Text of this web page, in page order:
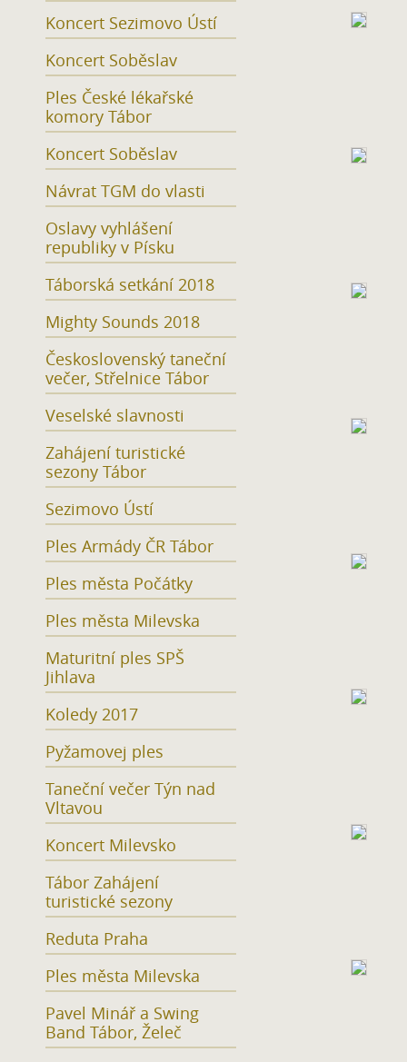
Koncert Sezimovo Ústí
Koncert Soběslav
Ples České lékařské
komory Tábor
Koncert Soběslav
Návrat TGM do vlasti
Oslavy vyhlášení
republiky v Písku
Táborská setkání 2018
Mighty Sounds 2018
Československý taneční
večer, Střelnice Tábor
Veselské slavnosti
Zahájení turistické
sezony Tábor
Sezimovo Ústí
Ples Armády ČR Tábor
Ples města Počátky
Ples města Milevska
Maturitní ples SPŠ
Jihlava
Koledy 2017
Pyžamovej ples
Taneční večer Týn nad
Vltavou
Koncert Milevsko
Tábor Zahájení
turistické sezony
Reduta Praha
Ples města Milevska
Pavel Minář a Swing
Band Tábor, Želeč